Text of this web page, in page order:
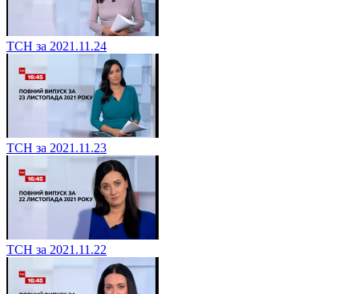
ТСН за 2021.11.24
ТСН за 2021.11.23
ТСН за 2021.11.22